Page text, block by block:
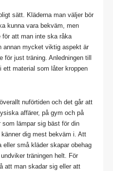
sätt. Kläderna man väljer bör
kunna vara bekväm, men
att man inte ska råka
annan mycket viktig aspekt är
just träning. Anledningen till
material som låter kroppen
nuförtiden och det går att
affärer, på gym och på
lämpar sig bäst för din
dig mest bekväm i. Att
små kläder skapar obehag
träningen helt. För
att man skadar sig eller att